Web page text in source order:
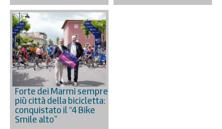
Forte dei Marmi sempre
più città della bicicletta:
conquistato il “4 Bike
Smile alto”